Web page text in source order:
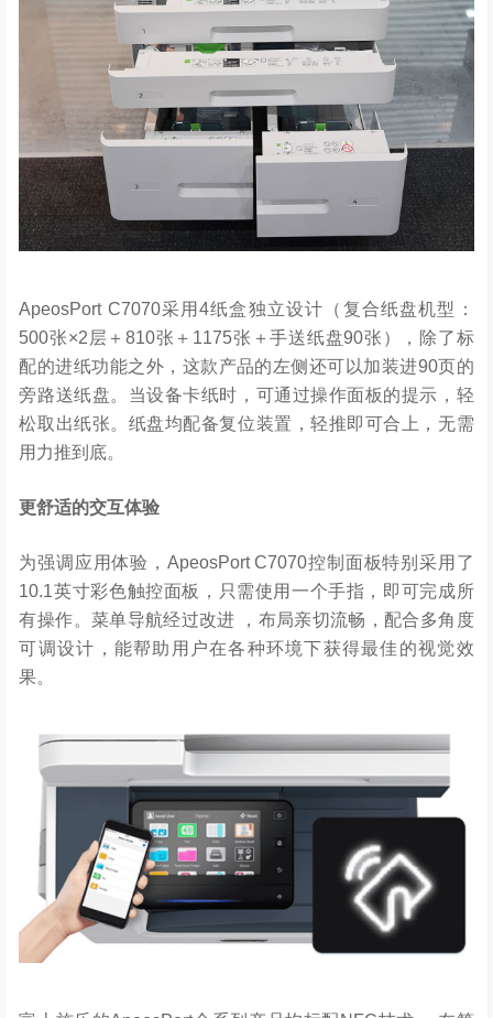
ApeosPort C7070采用4纸盒独立设计（复合纸盘机型：
500张×2层＋810张＋1175张＋手送纸盘90张），除了标
配的进纸功能之外，这款产品的左侧还可以加装进90页的
旁路送纸盘。当设备卡纸时，可通过操作面板的提示，轻
松取出纸张。纸盘均配备复位装置，轻推即可合上，无需
用力推到底。
更舒适的交互体验
为强调应用体验，ApeosPort C7070控制面板特别采用了
10.1英寸彩色触控面板，只需使用一个手指，即可完成所
有操作。菜单导航经过改进 ，布局亲切流畅，配合多角度
可调设计，能帮助用户在各种环境下获得最佳的视觉效
果。